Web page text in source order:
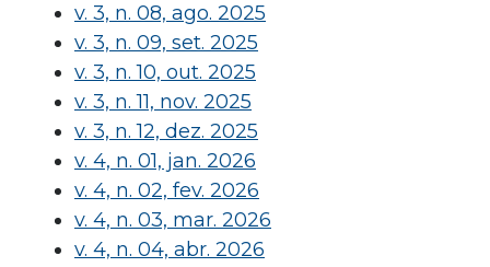
v. 3, n. 08, ago. 2025
v. 3, n. 09, set. 2025
v. 3, n. 10, out. 2025
v. 3, n. 11, nov. 2025
v. 3, n. 12, dez. 2025
v. 4, n. 01, jan. 2026
v. 4, n. 02, fev. 2026
v. 4, n. 03, mar. 2026
v. 4, n. 04, abr. 2026